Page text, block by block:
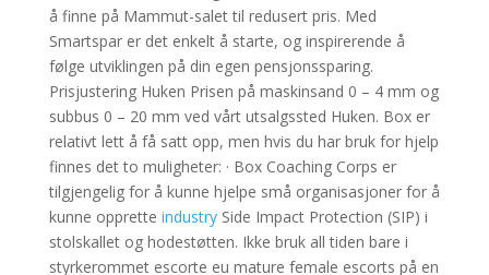
å finne på Mammut-salet til redusert pris. Med
Smartspar er det enkelt å starte, og inspirerende å
følge utviklingen på din egen pensjonssparing.
Prisjustering Huken Prisen på maskinsand 0 – 4 mm og
subbus 0 – 20 mm ved vårt utsalgssted Huken. Box er
relativt lett å få satt opp, men hvis du har bruk for hjelp
finnes det to muligheter: · Box Coaching Corps er
tilgjengelig for å kunne hjelpe små organisasjoner for å
kunne opprette industrySide Impact Protection (SIP) i
stolskallet og hodestøtten. Ikke bruk all tiden bare i
styrkerommet escorte eu mature female escorts på en